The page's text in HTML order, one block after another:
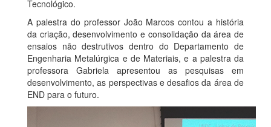
Tecnológico.
A palestra do professor João Marcos contou a história
da criação, desenvolvimento e consolidação da área de
ensaios não destrutivos dentro do Departamento de
Engenharia Metalúrgica e de Materiais, e a palestra da
professora Gabriela apresentou as pesquisas em
desenvolvimento, as perspectivas e desafios da área de
END para o futuro.